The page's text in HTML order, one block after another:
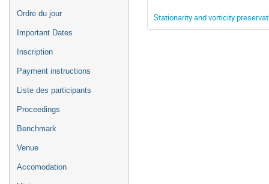
Ordre du jour
Important Dates
Inscription
Payment instructions
Liste des participants
Proceedings
Benchmark
Venue
Accomodation
Stationarity and vorticity